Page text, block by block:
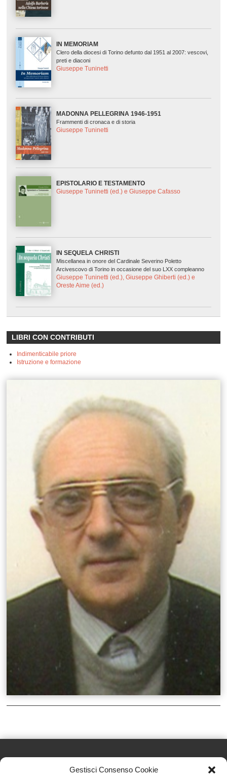
Gestisci Consenso Cookie
IN MEMORIAM
Clero della diocesi di Torino defunto dal 1951 al 2007: vescovi,
preti e diaconi
Giuseppe Tuninetti
MADONNA PELLEGRINA 1946-1951
Frammenti di cronaca e di storia
Giuseppe Tuninetti
EPISTOLARIO E TESTAMENTO
Giuseppe Tuninetti (ed.) e Giuseppe Cafasso
IN SEQUELA CHRISTI
Miscellanea in onore del Cardinale Severino Poletto
Arcivescovo di Torino in occasione del suo LXX compleanno
Giuseppe Tuninetti (ed.), Giuseppe Ghiberti (ed.) e
Oreste Aime (ed.)
LIBRI CON CONTRIBUTI
Indimenticabile priore
Istruzione e formazione